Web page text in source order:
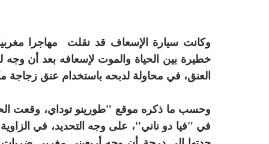
وكانت سيارة الإسعاف قد نقلت مهاجرا
العنق، في محاولة لدبحه باستخدام عنق زجاجة
في "فيا دو ناني"، على وجه التحديد، في